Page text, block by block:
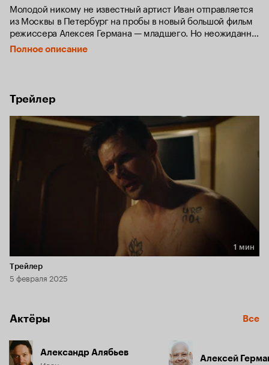
Молодой никому не известный артист Иван отправляется
из Москвы в Петербург на пробы в новый большой фильм
режиссера Алексея Германа — младшего. Но неожиданно
один за одним в поезд садятся известные актеры,
и выясняется, что они едут туда же. Этот путь
Полное описание
Трейлер
Длительность 1 мин
1 мин
Трейлер
5 февраля 2025
Актёры Все
Александр Алябьев
Алексей